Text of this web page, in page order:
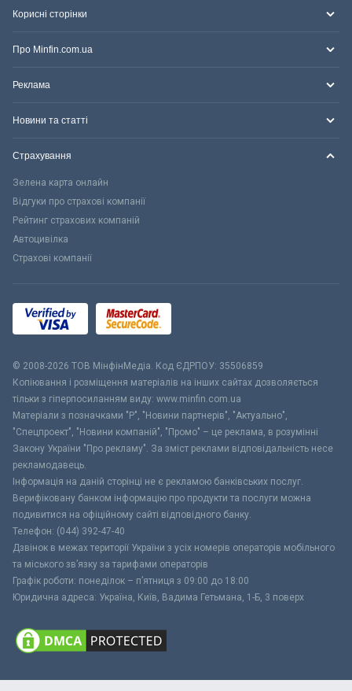
Корисні сторінки
Про Minfin.com.ua
Реклама
Новини та статті
Страхування
Зелена карта онлайн
Відгуки про страхові компанії
Рейтинг страхових компаній
Автоцивілка
Страхові компанії
© 2008-2026 ТОВ МiнфiнМедiа. Код ЄДРПОУ: 35506859
Копіювання і розміщення матеріалів на інших сайтах дозволяється
тільки з гіперпосиланням виду: www.minfin.com.ua
Матеріали з позначками "Р", "Новини партнерів", "Актуально",
"Спецпроект", "Новини компаній", "Промо" – це реклама, в розумінні
Закону України "Про рекламу". За зміст реклами відповідальність несе
рекламодавець.
Інформація на даній сторінці не є рекламою банківських послуг.
Верифіковану банком інформацію про продукти та послуги можна
подивитися на офіційному сайті відповідного банку.
Телефон: (044) 392-47-40
Дзвінок в межах території України з усіх номерів операторів мобільного
та міського зв’язку за тарифами операторів
Графік роботи: понеділок – п’ятниця з 09:00 до 18:00
Юридична адреса: Україна, Київ, Вадима Гетьмана, 1-Б, 3 поверх